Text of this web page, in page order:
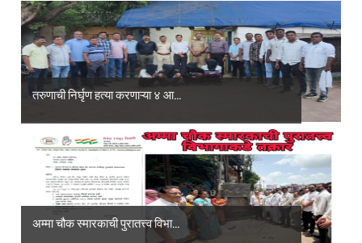
तरुणाची निर्घृण हत्या करणाऱ्या ४ आ...
अम्मा चौक स्मारकाची पुरातत्त्व विभा...